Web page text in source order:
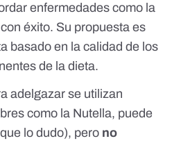
enfermedades como la
éxito. Su propuesta es
basado en la calidad de los
de la dieta.
adelgazar se utilizan
como la Nutella, puede
lo dudo), pero no